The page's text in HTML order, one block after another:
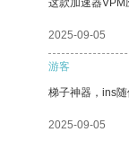
这款加速器VPM
2025-09-05
游客
梯子神器，ins随
2025-09-05